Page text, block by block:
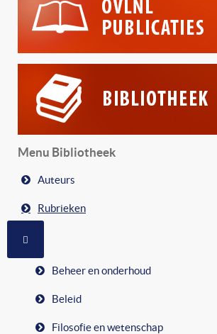
Menu Bibliotheek
Auteurs
Rubrieken
Beheer en onderhoud
Beleid
Filosofie en wetenschap